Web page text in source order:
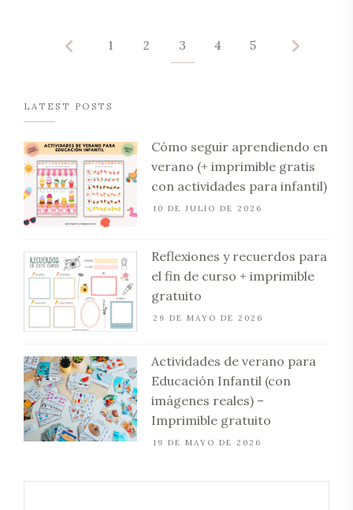
1 2 3 4 5
LATEST POSTS
Cómo seguir aprendiendo en
verano (+ imprimible gratis
con actividades para infantil)
10 DE JULIO DE 2026
Reflexiones y recuerdos para
el fin de curso + imprimible
gratuito
29 DE MAYO DE 2026
Actividades de verano para
Educación Infantil (con
imágenes reales) –
Imprimible gratuito
19 DE MAYO DE 2026